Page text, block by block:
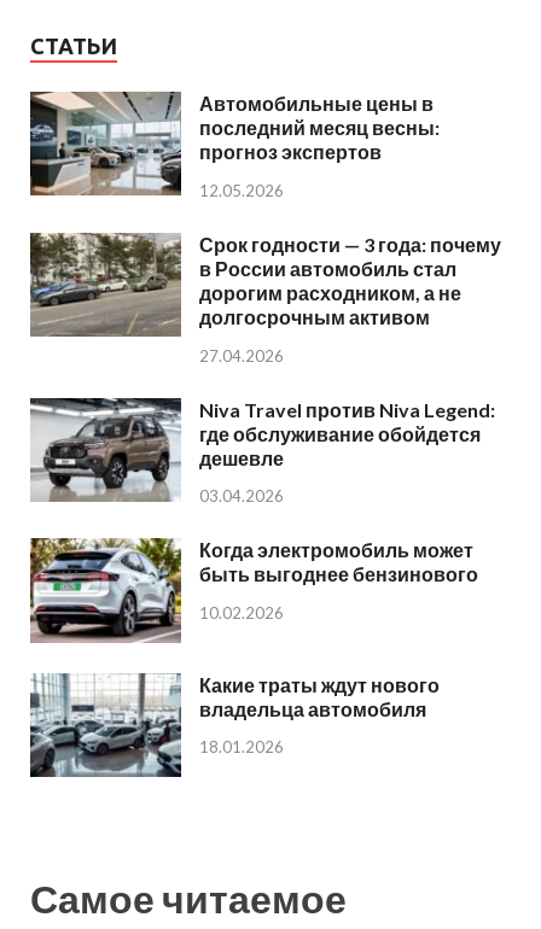
СТАТЬИ
Автомобильные цены в
последний месяц весны:
прогноз экспертов
12.05.2026
Срок годности — 3 года: почему
в России автомобиль стал
дорогим расходником, а не
долгосрочным активом
27.04.2026
Niva Travel против Niva Legend:
где обслуживание обойдется
дешевле
03.04.2026
Когда электромобиль может
быть выгоднее бензинового
10.02.2026
Какие траты ждут нового
владельца автомобиля
18.01.2026
Самое читаемое